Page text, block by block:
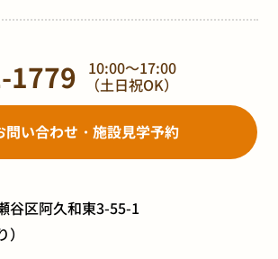
1779 10:00～17:00
（土日祝OK）
問い合わせ・施設見学予約
谷区阿久和東3-55-1